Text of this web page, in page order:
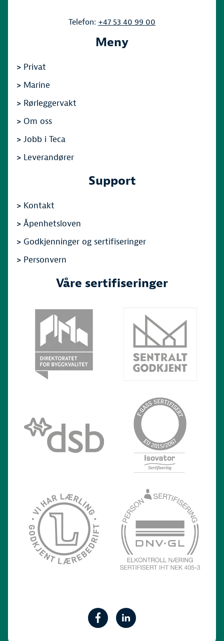
Telefon: +47 53 40 99 00
Meny
> Privat
> Marine
> Rørleggervakt
> Om oss
> Jobb i Teca
> Leverandører
Support
> Kontakt
> Åpenhetsloven
> Godkjenninger og sertifiseringer
> Personvern
Våre sertifiseringer